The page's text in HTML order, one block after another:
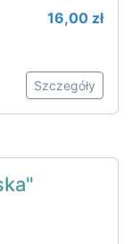
16,00 zł
Szczegóły